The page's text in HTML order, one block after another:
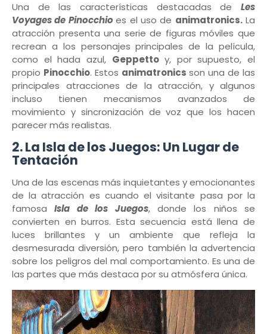
Una de las características destacadas de Les
Voyages de Pinocchio es el uso de animatronics.La
atracción presenta una serie de figuras móviles que
recrean a los personajes principales de la película,
como el hada azul, Geppettoy, por supuesto, el
propio Pinocchio. Estos animatronics son una de las
principales atracciones de la atracción, y algunos
incluso tienen mecanismos avanzados de
movimiento y sincronización de voz que los hacen
parecer más realistas.
2.La Isla de los Juegos: Un Lugar de
Tentación
Una de las escenas más inquietantes y emocionantes
de la atracción es cuando el visitante pasa por la
famosaIsla de los Juegos, donde los niños se
convierten en burros. Esta secuencia está llena de
luces brillantes y un ambiente que refleja la
desmesurada diversión, pero también la advertencia
sobre los peligros del mal comportamiento. Es una de
las partes que más destaca por su atmósfera única.